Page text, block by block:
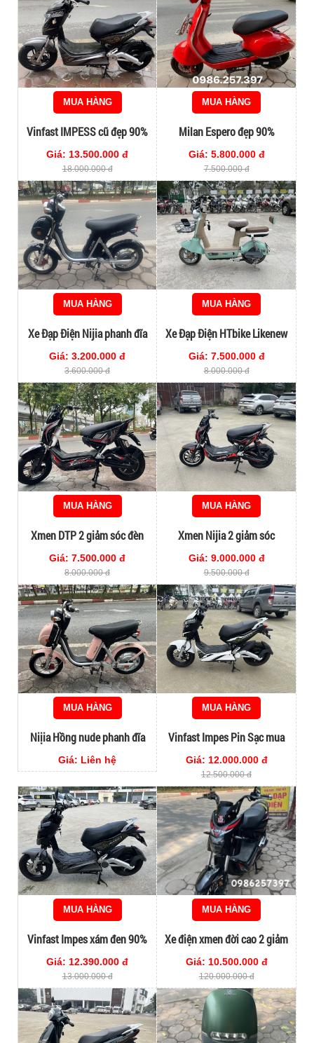
MUA HÀNG
Vinfast IMPESS cũ đẹp 90%
Giá: 13.500.000 đ
18.000.000 đ
MUA HÀNG
Milan Espero đẹp 90%
Giá: 5.800.000 đ
7.500.000 đ
MUA HÀNG
Xe Đạp Điện Nijia phanh đĩa
Giá: 3.200.000 đ
3.600.000 đ
MUA HÀNG
Xe Đạp Điện HTbike Likenew
Giá: 7.500.000 đ
8.000.000 đ
MUA HÀNG
Xmen DTP 2 giảm sóc đèn
Giá: 7.500.000 đ
8.000.000 đ
MUA HÀNG
Xmen Nijia 2 giảm sóc
Giá: 9.000.000 đ
9.500.000 đ
MUA HÀNG
Niịia Hồng nude phanh đĩa
Giá: Liên hệ
MUA HÀNG
Vinfast Impes Pin Sạc mua
Giá: 12.000.000 đ
12.500.000 đ
MUA HÀNG
Vinfast Impes xám đen 90%
Giá: 12.390.000 đ
13.000.000 đ
MUA HÀNG
Xe điện xmen đời cao 2 giảm
Giá: 10.500.000 đ
120.000.000 đ